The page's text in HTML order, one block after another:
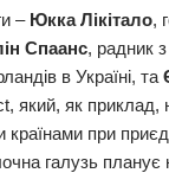
– Юкка Лікітало,
Спаанс, радник
в Україні, та
який, як приклад,
при
галузь